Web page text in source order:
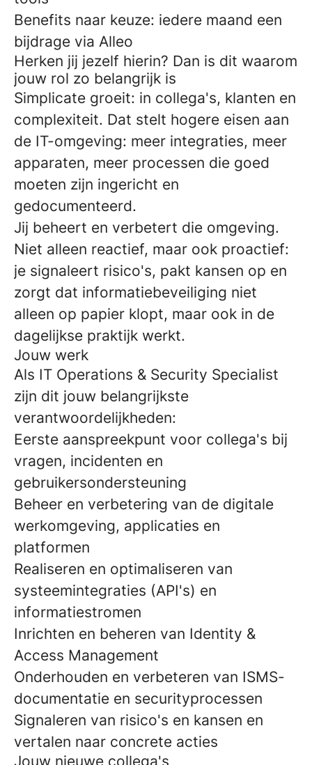
Benefits naar keuze: iedere maand een
bijdrage via Alleo
Herken jij jezelf hierin? Dan is dit waarom
jouw rol zo belangrijk is
Simplicate groeit: in collega's, klanten en
complexiteit. Dat stelt hogere eisen aan
de IT-omgeving: meer integraties, meer
apparaten, meer processen die goed
moeten zijn ingericht en
gedocumenteerd.
Jij beheert en verbetert die omgeving.
Niet alleen reactief, maar ook proactief:
je signaleert risico's, pakt kansen op en
zorgt dat informatiebeveiliging niet
alleen op papier klopt, maar ook in de
dagelijkse praktijk werkt.
Jouw werk
Als IT Operations & Security Specialist
zijn dit jouw belangrijkste
verantwoordelijkheden:
Eerste aanspreekpunt voor collega's bij
vragen, incidenten en
gebruikersondersteuning
Beheer en verbetering van de digitale
werkomgeving, applicaties en
platformen
Realiseren en optimaliseren van
systeemintegraties (API's) en
informatiestromen
Inrichten en beheren van Identity &
Access Management
Onderhouden en verbeteren van ISMS-
documentatie en securityprocessen
Signaleren van risico's en kansen en
vertalen naar concrete acties
Jouw nieuwe collega's